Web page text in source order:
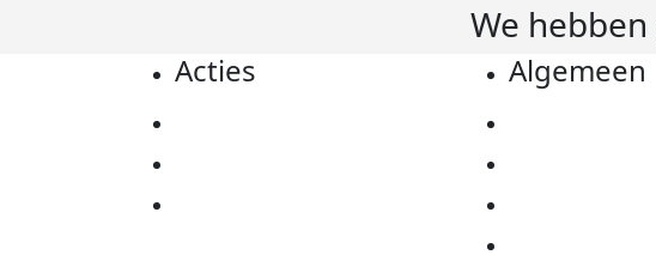
We
Acties Algemeen